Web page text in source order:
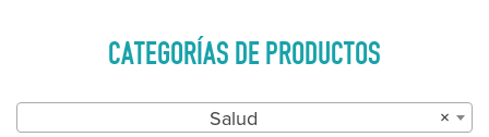
CATEGORÍAS DE PRODUCTOS
×
Salud